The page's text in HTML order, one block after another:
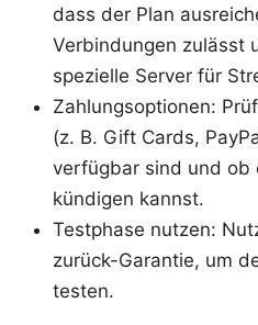
dass der Plan
Verbindungen zulässt
spezielle Server für
Zahlungsoptionen:
(z. B. Gift Cards,
verfügbar sind und ob
kündigen kannst.
Testphase nutzen:
zurück-Garantie, um
testen.